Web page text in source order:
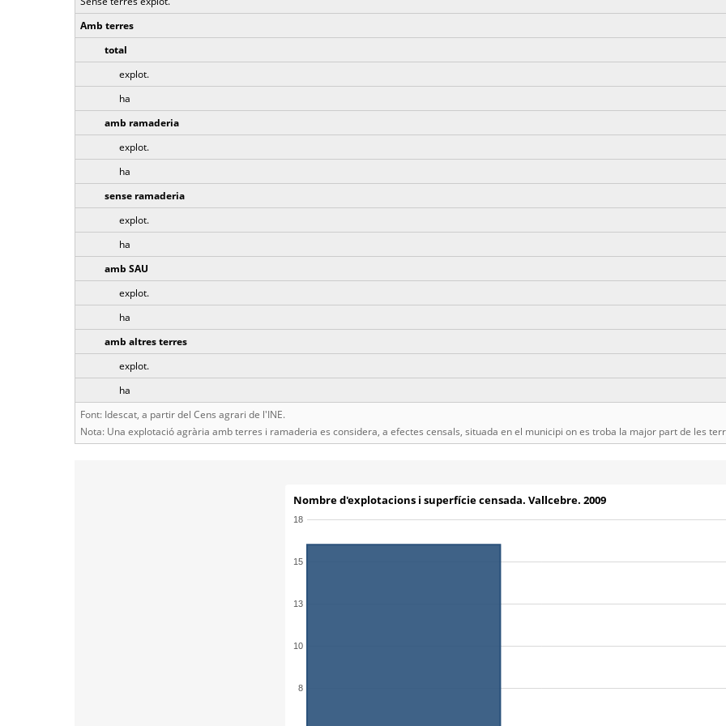
Amb terres
total
explot.
ha
amb ramaderia
explot.
ha
sense ramaderia
explot.
ha
amb SAU
explot.
ha
amb altres terres
explot.
ha
Font: Idescat, a partir del Cens agrari de l'INE.
Nota: Una explotació agrària amb terres i ramaderia es considera, a efectes censals, situada en el municipi on es troba la major part de les